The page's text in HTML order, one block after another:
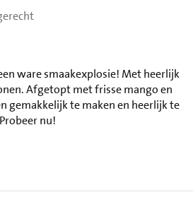
ware smaakexplosie! Met heerlijk
Afgetopt met frisse mango en
gemakkelijk te maken en heerlijk te
nu!